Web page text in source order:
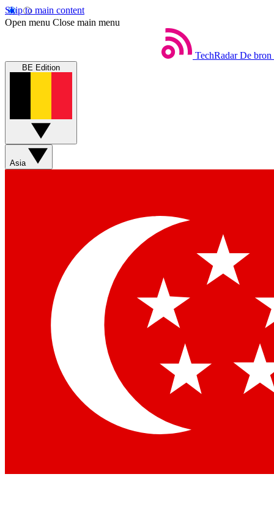
Skip to main content
Open menu Close main menu
TechRadar De bron
BE Edition
Asia